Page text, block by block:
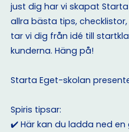
just dig har vi skapat
allra bästa tips, checklistor,
tar vi dig från idé till
kunderna. Häng på!
Starta Eget-skolan
Spiris tipsar:
✔️ Här kan du ladda ned en